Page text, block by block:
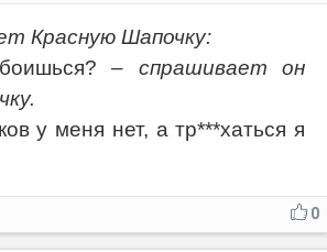
Красную Шапочку:
– спрашивает он
у меня нет, а тр***хаться я
0